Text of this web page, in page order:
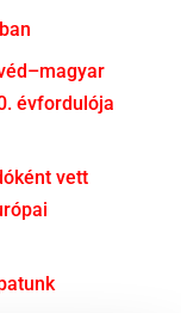
évfordulója
vett